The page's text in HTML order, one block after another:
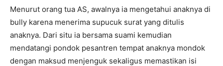
Menurut orang tua AS, awalnya ia mengetahui anaknya di
bully karena menerima supucuk surat yang ditulis
anaknya. Dari situ ia bersama suami kemudian
mendatangi pondok pesantren tempat anaknya mondok
dengan maksud menjenguk sekaligus memastikan isi